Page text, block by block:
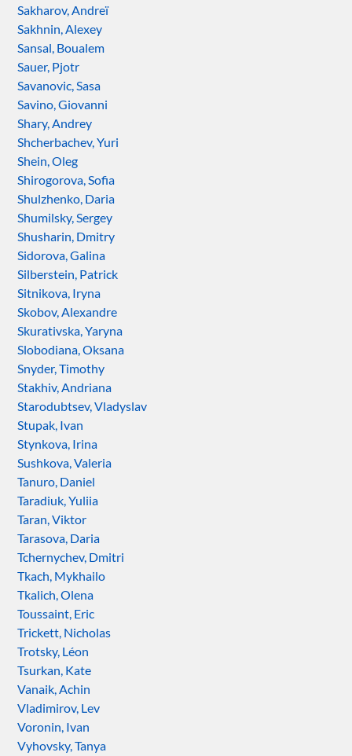
Sakharov, Andreï
Sakhnin, Alexey
Sansal, Boualem
Sauer, Pjotr
Savanovic, Sasa
Savino, Giovanni
Shary, Andrey
Shcherbachev, Yuri
Shein, Oleg
Shirogorova, Sofia
Shulzhenko, Daria
Shumilsky, Sergey
Shusharin, Dmitry
Sidorova, Galina
Silberstein, Patrick
Sitnikova, Iryna
Skobov, Alexandre
Skurativska, Yaryna
Slobodiana, Oksana
Snyder, Timothy
Stakhiv, Andriana
Starodubtsev, Vladyslav
Stupak, Ivan
Stynkova, Irina
Sushkova, Valeria
Tanuro, Daniel
Taradiuk, Yuliia
Taran, Viktor
Tarasova, Daria
Tchernychev, Dmitri
Tkach, Mykhailo
Tkalich, Olena
Toussaint, Eric
Trickett, Nicholas
Trotsky, Léon
Tsurkan, Kate
Vanaik, Achin
Vladimirov, Lev
Voronin, Ivan
Vyhovsky, Tanya